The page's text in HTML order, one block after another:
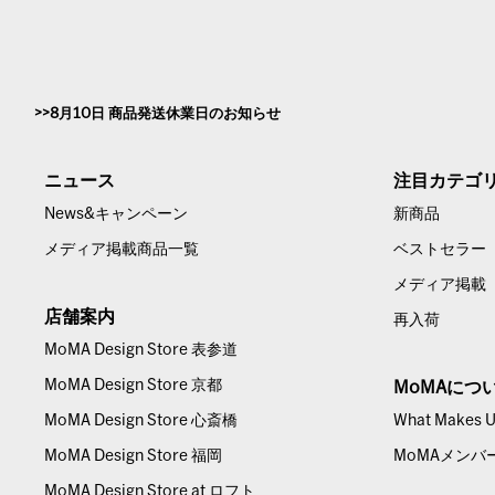
8月10日 商品発送休業日のお知らせ
ニュース
News&キャンペーン
メディア掲載商品一覧
店舗案内
MoMA Design Store 表参道
MoMA Design Store 京都
MoMA Design Store 心斎橋
MoMA Design Store 福岡
MoMA Design Store at ロフト
注目カテゴ
新商品
ベストセラー
メディア掲載
再入荷
MoMAにつ
What Makes
MoMAメンバ